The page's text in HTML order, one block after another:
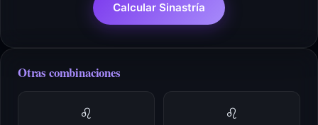
Calcular Sinastría
Otras combinaciones
♌ ♌